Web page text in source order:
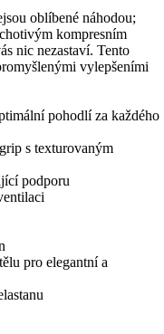
oblíbené náhodou;
kompresním
nic nezastaví. Tento
vylepšeními
pohodlí za každého
s texturovaným
podporu
pro elegantní a